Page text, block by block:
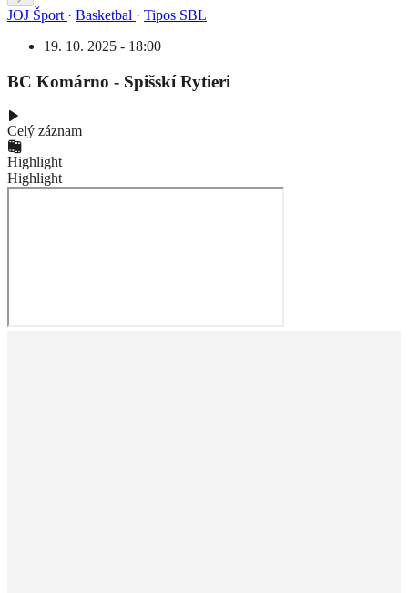
JOJ Šport · Basketbal · Tipos SBL
19. 10. 2025 - 18:00
BC Komárno - Spišskí Rytieri
Celý záznam
Highlight
Highlight